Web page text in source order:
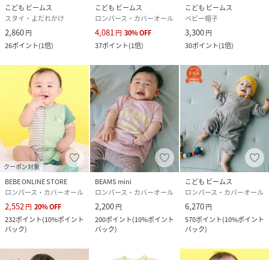
こども ビームス
スタイ・よだれかけ
2,860円
26ポイント(1倍)
こども ビームス
ロンパース・カバーオール
4,081円 30%OFF
37ポイント(1倍)
こども ビームス
ベビー帽子
3,300円
30ポイント(1倍)
クーポン対象
BEBE ONLINE STORE
ロンパース・カバーオール
2,552 円 20%OFF
232ポイント(10%ポイント
バック)
BEAMS mini
ロンパース・カバーオール
2,200円
200ポイント(10%ポイント
バック)
こども ビームス
ロンパース・カバーオール
6,270円
570ポイント(10%ポイント
バック)